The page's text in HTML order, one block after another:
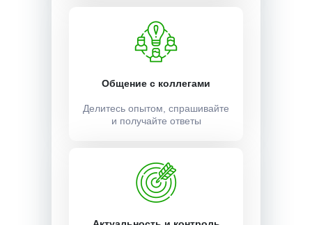
Общение с коллегами
Делитесь опытом, спрашивайте
и получайте ответы